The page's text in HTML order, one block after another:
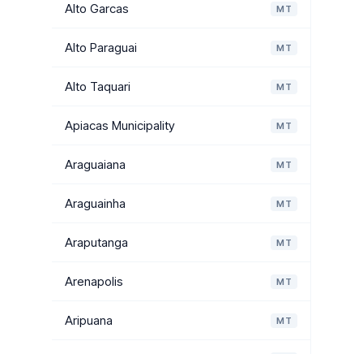
Alto Garcas MT
Alto Paraguai MT
Alto Taquari MT
Apiacas Municipality MT
Araguaiana MT
Araguainha MT
Araputanga MT
Arenapolis MT
Aripuana MT